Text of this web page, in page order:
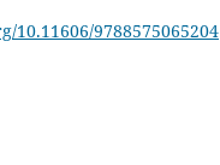
10.11606/9788575065204